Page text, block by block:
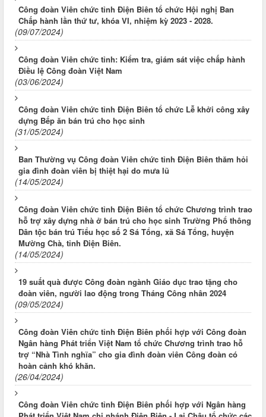
Công đoàn Viên chức tỉnh Điện Biên tổ chức Hội nghị Ban
Chấp hành lần thứ tư, khóa VI, nhiệm kỳ 2023 - 2028.
(09/07/2024)
Công đoàn Viên chức tỉnh: Kiểm tra, giám sát việc chấp hành
Điều lệ Công đoàn Việt Nam
(03/06/2024)
Công đoàn Viên chức tỉnh Điện Biên tổ chức Lễ khởi công xây
dựng Bếp ăn bán trú cho học sinh
(31/05/2024)
Ban Thường vụ Công đoàn Viên chức tỉnh Điện Biên thăm hỏi
gia đình đoàn viên bị thiệt hại do mưa lũ
(14/05/2024)
Công đoàn Viên chức tỉnh Điện Biên tổ chức Chương trình trao
hỗ trợ xây dựng nhà ở bán trú cho học sinh Trường Phổ thông
Dân tộc bán trú Tiểu học số 2 Sá Tổng, xã Sá Tổng, huyện
Mường Chà, tỉnh Điện Biên.
(14/05/2024)
19 suất quà được Công đoàn ngành Giáo dục trao tặng cho
đoàn viên, người lao động trong Tháng Công nhân 2024
(09/05/2024)
Công đoàn Viên chức tỉnh Điện Biên phối hợp với Công đoàn
Ngân hàng Phát triển Việt Nam tổ chức Chương trình trao hỗ
trợ “Nhà Tình nghĩa” cho gia đình đoàn viên Công đoàn có
hoàn cảnh khó khăn.
(26/04/2024)
Công đoàn Viên chức tỉnh Điện Biên phối hợp với Ngân hàng